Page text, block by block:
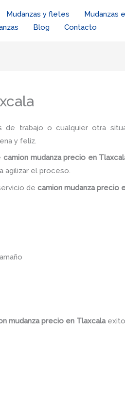
Mudanzas y fletes Mudanzas
Blog Contacto
trabajo o cualquier otra
y feliz.
camion mudanza precio en
agilizar el proceso.
de camion mudanza precio
mudanza precio en Tlaxcala